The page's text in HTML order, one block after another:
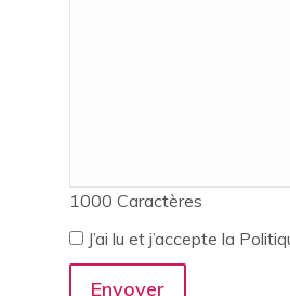
1000 Caractères
J’ai lu et j’accepte la